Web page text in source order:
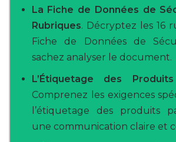
La Fiche de Données de
Rubriques. Décryptez les 16
Fiche de Données de
sachez analyser le document.
L’Étiquetage des
Comprenez les exigences
l’étiquetage des produits
une communication claire et